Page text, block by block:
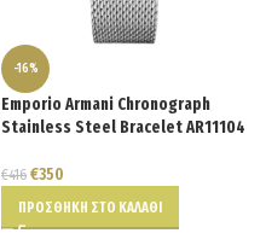
-16%
Emporio Armani Chronograph
Stainless Steel Bracelet AR11104
€416 €350
ΠΡΟΣΘΉΚΗ ΣΤΟ ΚΑΛΆΘΙ